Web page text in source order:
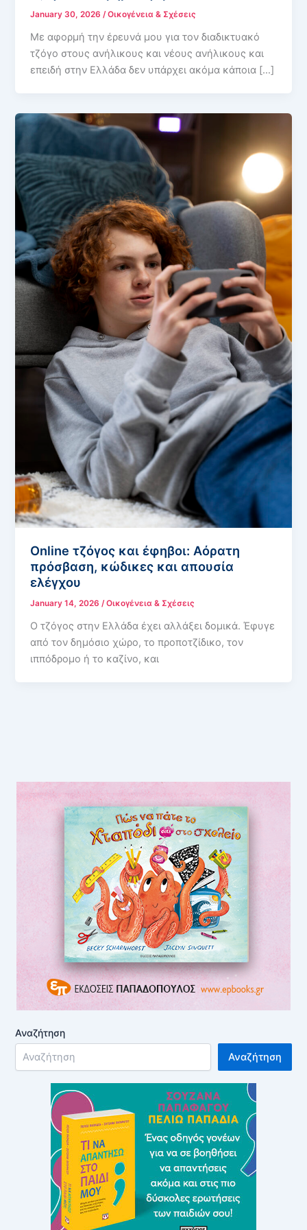
January 30, 2026/Οικογένεια & Σχέσεις
Με αφορμή την έρευνά μου για τον διαδικτυακό
τζόγο στους ανήλικους και νέους ανήλικους και
επειδή στην Ελλάδα δεν υπάρχει ακόμα κάποια […]
Online τζόγος και έφηβοι: Αόρατη
πρόσβαση, κώδικες και απουσία
ελέγχου
January 14, 2026/Οικογένεια & Σχέσεις
Ο τζόγος στην Ελλάδα έχει αλλάξει δομικά. Έφυγε
από τον δημόσιο χώρο, το προποτζίδικο, τον
ιππόδρομο ή το καζίνο, και
Αναζήτηση
Αναζήτηση